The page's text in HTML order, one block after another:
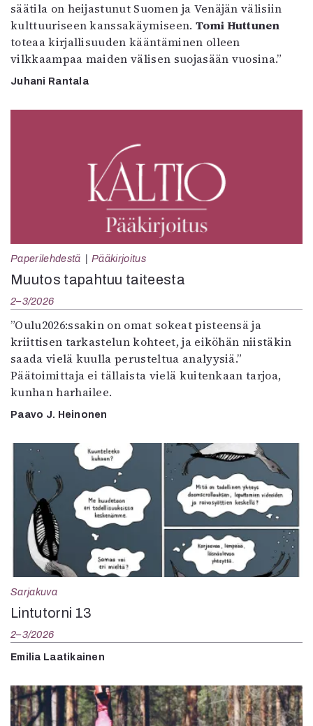
säätila on heijastunut Suomen ja Venäjän välisiin
kulttuuriseen kanssakäymiseen. Tomi Huttunen
toteaa kirjallisuuden kääntäminen olleen
vilkkaampaa maiden välisen suojasään vuosina.”
Juhani Rantala
Paperilehdestä Pääkirjoitus
Muutos tapahtuu taiteesta
2–3/2026
”Oulu2026:ssakin on omat sokeat pisteensä ja
kriittisen tarkastelun kohteet, ja eiköhän niistäkin
saada vielä kuulla perusteltua analyysiä.”
Päätoimittaja ei tällaista vielä kuitenkaan tarjoa,
kunhan harhailee.
Paavo J. Heinonen
Sarjakuva
Lintutorni 13
2–3/2026
Emilia Laatikainen